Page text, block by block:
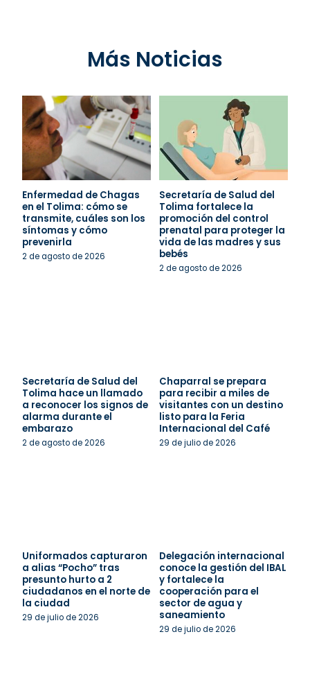
Más Noticias
Enfermedad de Chagas
en el Tolima: cómo se
transmite, cuáles son los
síntomas y cómo
prevenirla
2 de agosto de 2026
Secretaría de Salud del
Tolima fortalece la
promoción del control
prenatal para proteger la
vida de las madres y sus
bebés
2 de agosto de 2026
Secretaría de Salud del
Tolima hace un llamado
a reconocer los signos de
alarma durante el
embarazo
2 de agosto de 2026
Chaparral se prepara
para recibir a miles de
visitantes con un destino
listo para la Feria
Internacional del Café
29 de julio de 2026
Uniformados capturaron
a alias “Pocho” tras
presunto hurto a 2
ciudadanos en el norte de
la ciudad
29 de julio de 2026
Delegación internacional
conoce la gestión del IBAL
y fortalece la
cooperación para el
sector de agua y
saneamiento
29 de julio de 2026